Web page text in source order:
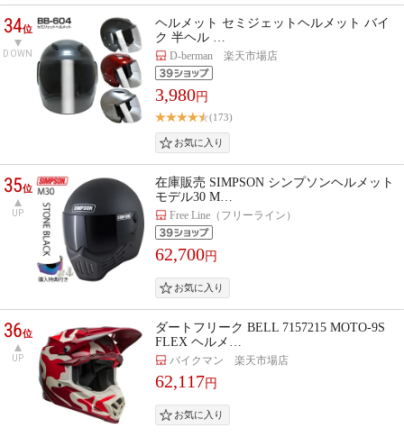
34位
DOWN
ヘルメット セミジェットヘルメット バイ
ク 半ヘル …
D-berman 楽天市場店
3,980円
(173)
35位
UP
在庫販売 SIMPSON シンプソンヘルメット
モデル30 M…
Free Line（フリーライン）
62,700円
36位
UP
ダートフリーク BELL 7157215 MOTO-9S
FLEX ヘルメ…
バイクマン 楽天市場店
62,117円